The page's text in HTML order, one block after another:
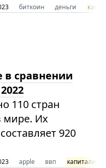
биткоин деньги
в сравнении
110 стран
Их
920
apple ввп